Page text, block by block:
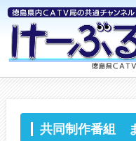
共同制作番組